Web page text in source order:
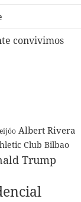
convivimos
Albert Rivera
Club Bilbao
Trump